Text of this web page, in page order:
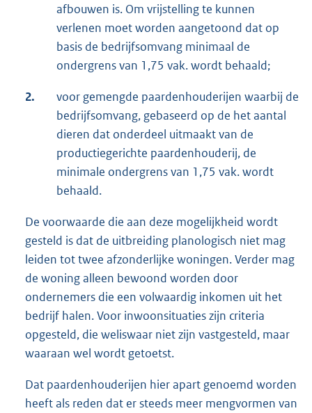
afbouwen is. Om vrijstelling te kunnen
verlenen moet worden aangetoond dat op
basis de bedrijfsomvang minimaal de
ondergrens van 1,75 vak. wordt behaald;
2.
voor gemengde paardenhouderijen waarbij de
bedrijfsomvang, gebaseerd op de het aantal
dieren dat onderdeel uitmaakt van de
productiegerichte paardenhouderij, de
minimale ondergrens van 1,75 vak. wordt
behaald.
De voorwaarde die aan deze mogelijkheid wordt
gesteld is dat de uitbreiding planologisch niet mag
leiden tot twee afzonderlijke woningen. Verder mag
de woning alleen bewoond worden door
ondernemers die een volwaardig inkomen uit het
bedrijf halen. Voor inwoonsituaties zijn criteria
opgesteld, die weliswaar niet zijn vastgesteld, maar
waaraan wel wordt getoetst.
Dat paardenhouderijen hier apart genoemd worden
heeft als reden dat er steeds meer mengvormen van